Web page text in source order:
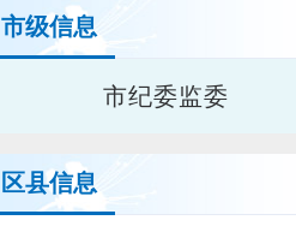
市级信息
市纪委监委
区县信息